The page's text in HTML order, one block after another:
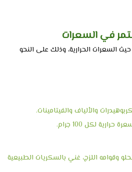
في السعرات
السعرات الحرارية، وذلك على النحو
والألياف والفيتامينات.
وقوامه اللزج، غني بالسكريات الطبيعية